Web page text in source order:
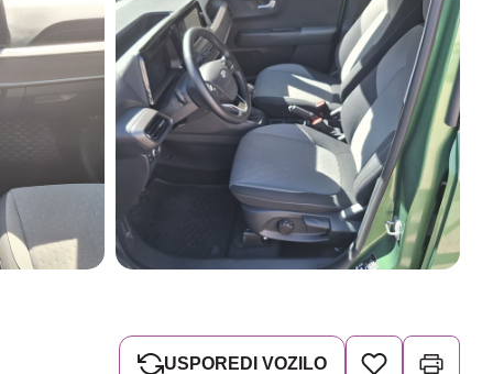
USPOREDI VOZILO